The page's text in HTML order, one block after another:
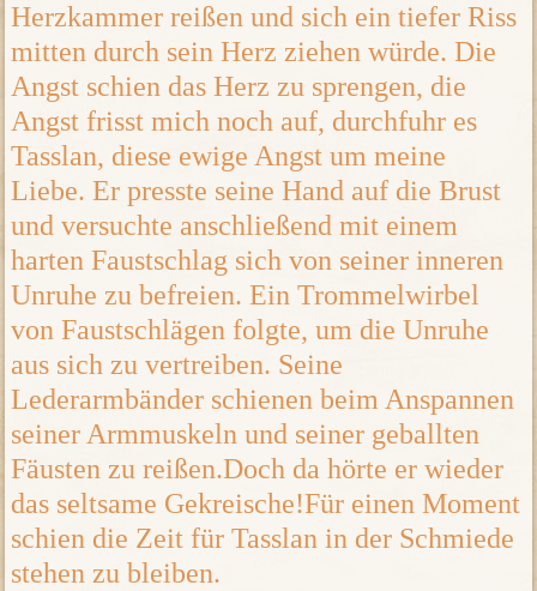
Herzkammer reißen und sich ein tiefer Riss
mitten durch sein Herz ziehen würde. Die
Angst schien das Herz zu sprengen, die
Angst frisst mich noch auf, durchfuhr es
Tasslan, diese ewige Angst um meine
Liebe. Er presste seine Hand auf die Brust
und versuchte anschließend mit einem
harten Faustschlag sich von seiner inneren
Unruhe zu befreien. Ein Trommelwirbel
von Faustschlägen folgte, um die Unruhe
aus sich zu vertreiben. Seine
Lederarmbänder schienen beim Anspannen
seiner Armmuskeln und seiner geballten
Fäusten zu reißen.Doch da hörte er wieder
das seltsame Gekreische!Für einen Moment
schien die Zeit für Tasslan in der Schmiede
stehen zu bleiben.